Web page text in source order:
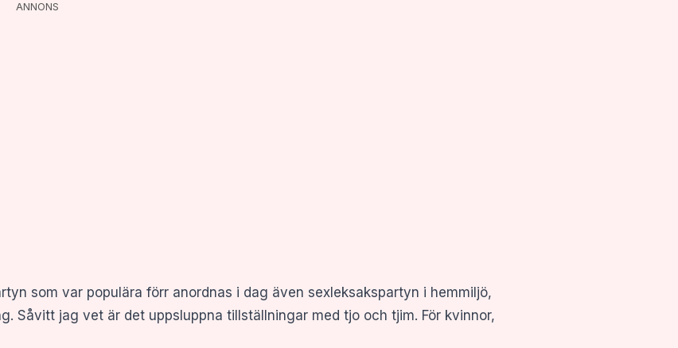
ANNONS
som var populära förr anordnas i dag även sexleksakspartyn i hemmiljö,
Såvitt jag vet är det uppsluppna tillställningar med tjo och tjim. För kvinnor,